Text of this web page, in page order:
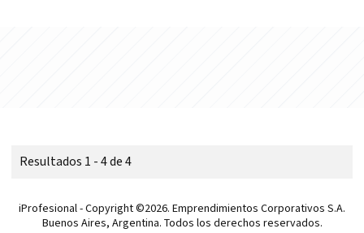
Resultados 1 - 4 de 4
iProfesional - Copyright ©2026. Emprendimientos Corporativos S.A.
Buenos Aires, Argentina. Todos los derechos reservados.